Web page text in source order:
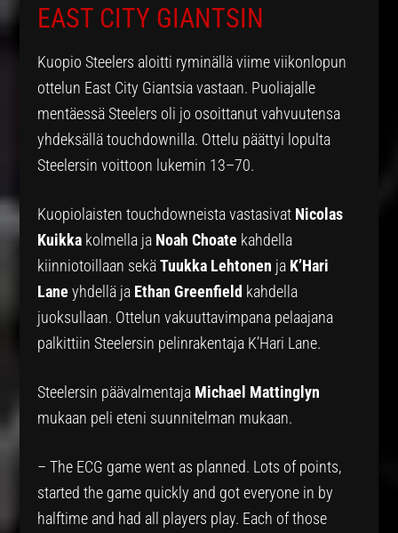
EAST CITY GIANTSIN
Kuopio Steelers aloitti ryminällä viime viikonlopun
ottelun East City Giantsia vastaan. Puoliajalle
mentäessä Steelers oli jo osoittanut vahvuutensa
yhdeksällä touchdownilla. Ottelu päättyi lopulta
Steelersin voittoon lukemin 13–70.
Kuopiolaisten touchdowneista vastasivat Nicolas
Kuikka kolmella ja Noah Choate kahdella
kiinniotoillaan sekäTuukka Lehtonen ja K’Hari
Lane yhdellä ja Ethan Greenfield kahdella
juoksullaan. Ottelun vakuuttavimpana pelaajana
palkittiin Steelersin pelinrakentaja K’Hari Lane.
Steelersin päävalmentaja Michael Mattinglyn
mukaan peli eteni suunnitelman mukaan.
– The ECG game went as planned. Lots of points,
started the game quickly and got everyone in by
halftime and had all players play. Each of those